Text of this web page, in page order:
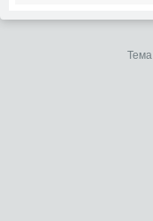
Тема